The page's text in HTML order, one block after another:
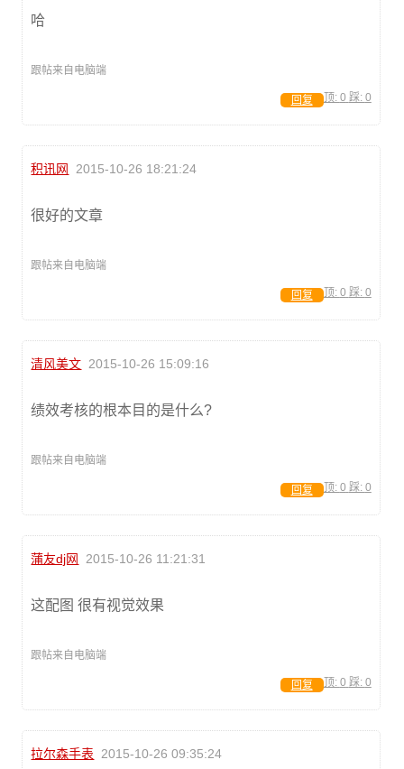
哈
跟帖来自电脑端
顶: 0 踩: 0
回复
积讯网 2015-10-26 18:21:24
很好的文章
跟帖来自电脑端
顶: 0 踩: 0
回复
清风美文 2015-10-26 15:09:16
绩效考核的根本目的是什么?
跟帖来自电脑端
顶: 0 踩: 0
回复
蒲友dj网 2015-10-26 11:21:31
这配图 很有视觉效果
跟帖来自电脑端
顶: 0 踩: 0
回复
拉尔森手表 2015-10-26 09:35:24